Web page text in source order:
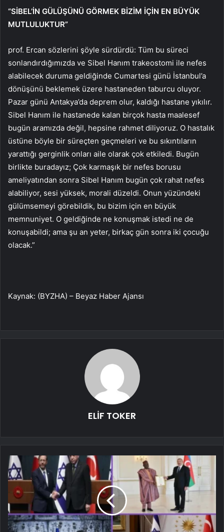
“SİBEL’İN GÜLÜŞÜNÜ GÖRMEK BİZİM İÇİN EN BÜYÜK
MUTLULUKTUR”
prof. Ercan sözlerini şöyle sürdürdü: Tüm bu süreci
sonlandırdığımızda ve Sibel Hanım trakeostomi ile nefes
alabilecek duruma geldiğinde Cumartesi günü İstanbul’a
dönüşünü beklemek üzere hastaneden taburcu oluyor.
Pazar günü Antakya’da deprem olur, kaldığı hastane yıkılır.
Sibel Hanım ile hastanede kalan birçok hasta maalesef
bugün aramızda değil, hepsine rahmet diliyoruz. O hastalık
üstüne böyle bir süreçten geçmeleri ve bu sıkıntıların
yarattığı gerginlik onları aile olarak çok etkiledi. Bugün
birlikte buradayız; Çok karmaşık bir nefes borusu
ameliyatından sonra Sibel Hanım bugün çok rahat nefes
alabiliyor, sesi yüksek, morali düzeldi. Onun yüzündeki
gülümsemeyi görebildik, bu bizim için en büyük
memnuniyet. O geldiğinde ne konuşmak istedi ne de
konuşabildi; ama şu an yeter, birkaç gün sonra iki çocuğu
olacak.”
Kaynak: (BYZHA) – Beyaz Haber Ajansı
ELİF TOKER